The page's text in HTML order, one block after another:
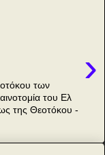
›
των
του Ελ
της Θεοτόκου -